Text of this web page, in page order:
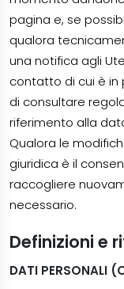
pagina e, se
qualora
una notifica agli
contatto di cui è in
di consultare
riferimento alla
Qualora le
giuridica è il
raccogliere
necessario.
Definizioni e
DATI PERSONALI